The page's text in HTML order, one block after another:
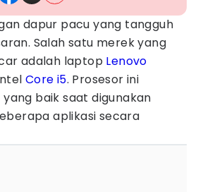
dapur pacu yang tangguh
Salah satu merek yang
adalah laptop Lenovo
Core i5. Prosesor ini
baik saat digunakan
aplikasi secara